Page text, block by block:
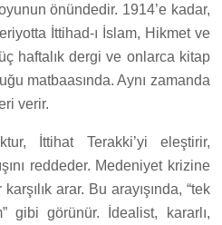
önündedir. 1914’e kadar,
İttihad-ı İslam, Hikmet ve
haftalık dergi ve onlarca kitap
matbaasında. Aynı zamanda
verir.
İttihat Terakki’yi eleştirir,
reddeder. Medeniyet krizine
arar. Bu arayışında, “tek
gibi görünür. İdealist, kararlı,